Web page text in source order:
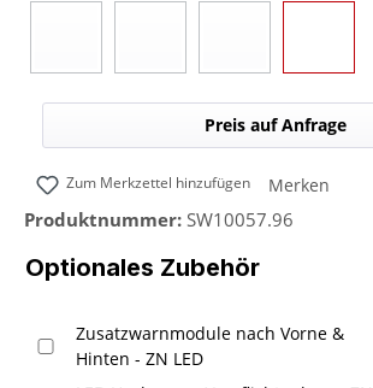
Preis auf Anfrage
Zum Merkzettel hinzufügen Merken
Produktnummer: SW10057.96
Optionales Zubehör
Zusatzwarnmodule nach Vorne &
Hinten - ZN LED